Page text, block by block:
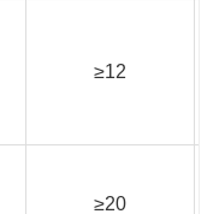
≥12
≥20